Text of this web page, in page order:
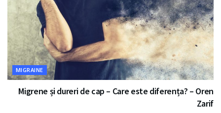
MIGRAINE
Migrene și dureri de cap – Care este diferența? – Oren
Zarif